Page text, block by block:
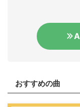
おすすめの曲